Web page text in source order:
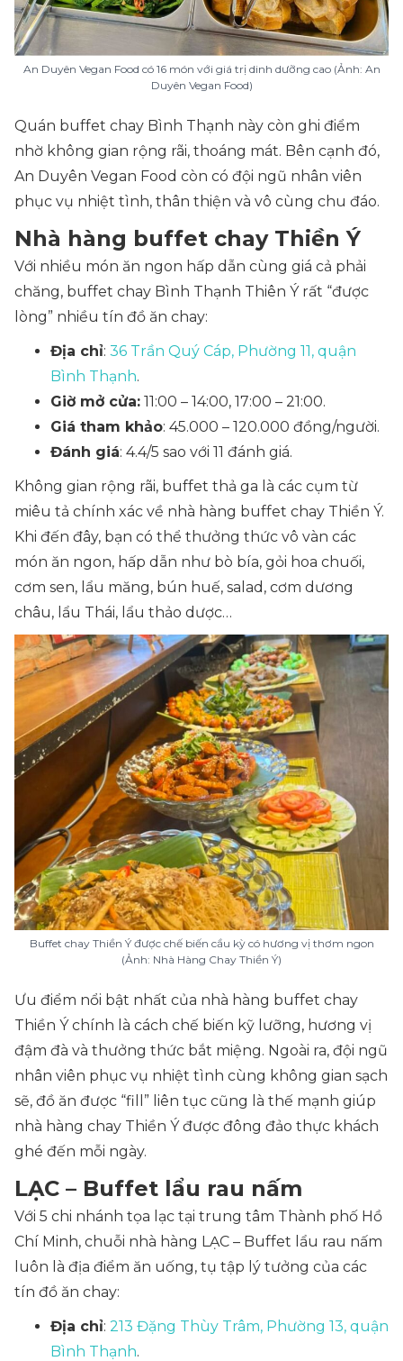
An Duyên Vegan Food có 16 món với giá trị dinh dưỡng cao (Ảnh: An
Duyên Vegan Food)
Quán buffet chay Bình Thạnh này còn ghi điểm
nhờ không gian rộng rãi, thoáng mát. Bên cạnh đó,
An Duyên Vegan Food còn có đội ngũ nhân viên
phục vụ nhiệt tình, thân thiện và vô cùng chu đáo.
Nhà hàng buffet chay Thiền Ý
Với nhiều món ăn ngon hấp dẫn cùng giá cả phải
chăng, buffet chay Bình Thạnh Thiên Ý rất “được
lòng” nhiều tín đồ ăn chay:
Địa chỉ: 36 Trần Quý Cáp, Phường 11, quận
Bình Thạnh.
Giờ mở cửa: 11:00 – 14:00, 17:00 – 21:00.
Giá tham khảo: 45.000 – 120.000 đồng/người.
Đánh giá: 4.4/5 sao với 11 đánh giá.
Không gian rộng rãi, buffet thả ga là các cụm từ
miêu tả chính xác về nhà hàng buffet chay Thiền Ý.
Khi đến đây, bạn có thể thưởng thức vô vàn các
món ăn ngon, hấp dẫn như bò bía, gỏi hoa chuối,
cơm sen, lẩu măng, bún huế, salad, cơm dương
châu, lẩu Thái, lẩu thảo dược…
Buffet chay Thiền Ý được chế biến cầu kỳ có hương vị thơm ngon
(Ảnh: Nhà Hàng Chay Thiền Ý)
Ưu điểm nổi bật nhất của nhà hàng buffet chay
Thiền Ý chính là cách chế biến kỹ lưỡng, hương vị
đậm đà và thưởng thức bắt miệng. Ngoài ra, đội ngũ
nhân viên phục vụ nhiệt tình cùng không gian sạch
sẽ, đồ ăn được “fill” liên tục cũng là thế mạnh giúp
nhà hàng chay Thiền Ý được đông đảo thực khách
ghé đến mỗi ngày.
LẠC – Buffet lẩu rau nấm
Với 5 chi nhánh tọa lạc tại trung tâm Thành phố Hồ
Chí Minh, chuỗi nhà hàng LẠC – Buffet lẩu rau nấm
luôn là địa điểm ăn uống, tụ tập lý tưởng của các
tín đồ ăn chay:
Địa chỉ: 213 Đặng Thùy Trâm, Phường 13, quận
Bình Thạnh.